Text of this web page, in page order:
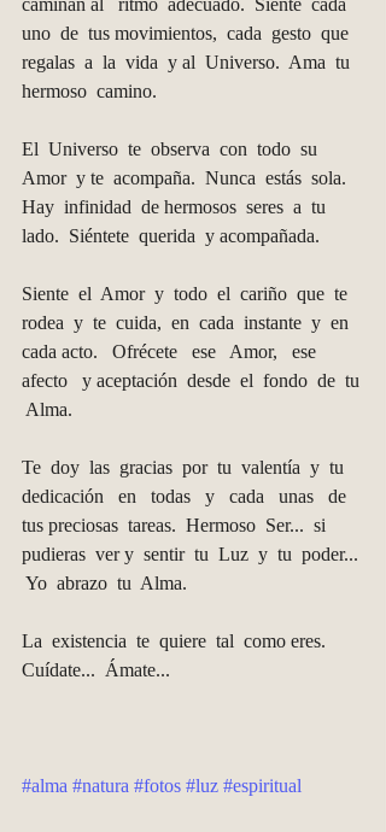
caminan al   ritmo  adecuado.  Siente  cada
uno  de  tus movimientos,  cada  gesto  que
regalas  a  la  vida  y al  Universo.  Ama  tu
hermoso  camino.
El  Universo  te  observa  con  todo  su
Amor  y te  acompaña.  Nunca  estás  sola.
Hay  infinidad  de hermosos  seres  a  tu
lado.  Siéntete  querida  y acompañada.
Siente  el  Amor  y  todo  el  cariño  que  te
rodea  y  te  cuida,  en  cada  instante  y  en
cada acto.   Ofrécete   ese   Amor,   ese
afecto   y aceptación  desde  el  fondo  de  tu
Alma.
Te  doy  las  gracias  por  tu  valentía  y  tu
dedicación   en   todas   y   cada   unas   de
tus preciosas  tareas.  Hermoso  Ser...  si
pudieras  ver y  sentir  tu  Luz  y  tu  poder...
Yo  abrazo  tu  Alma.
La  existencia  te  quiere  tal  como eres.
Cuídate...  Ámate...
#alma #natura #fotos #luz #espiritual